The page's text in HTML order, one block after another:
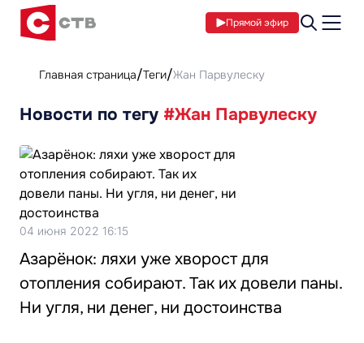
Прямой эфир
Главная страница Теги Жан Парвулеску
Новости по тегу #Жан Парвулеску
04 июня 2022 16:15
Азарёнок: ляхи уже хворост для
отопления собирают. Так их довели паны.
Ни угля, ни денег, ни достоинства